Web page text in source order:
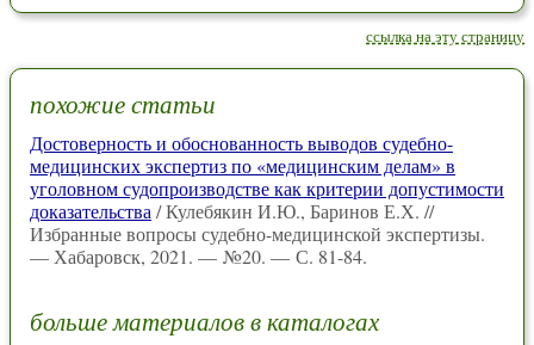
ссылка на эту страницу
похожие статьи
Достоверность и обоснованность выводов судебно-
медицинских экспертиз по «медицинским делам» в
уголовном судопроизводстве как критерии допустимости
доказательства/ Кулебякин И.Ю., Баринов Е.Х. //
Избранные вопросы судебно-медицинской экспертизы.
— Хабаровск, 2021. — №20. — С. 81-84.
больше материалов в каталогах